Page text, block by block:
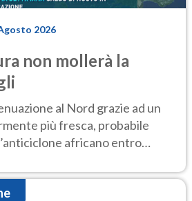
2026
non mollerà la
al Nord grazie ad un
più fresca, probabile
africano entro